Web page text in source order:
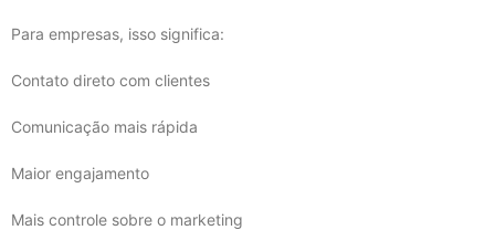
Para empresas, isso significa:
Contato direto com clientes
Comunicação mais rápida
Maior engajamento
Mais controle sobre o marketing